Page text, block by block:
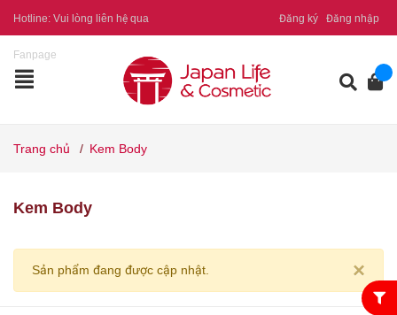
Hotline: Vui lòng liên hệ qua
Fanpage
Đăng ký Đăng nhập
Trang chủ / Kem Body
Kem Body
×
Sản phẩm đang được cập nhật.